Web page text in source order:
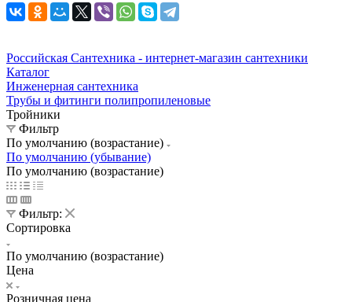
Российская Сантехника - интернет-магазин сантехники
Каталог
Инженерная сантехника
Трубы и фитинги полипропиленовые
Тройники
Фильтр
По умолчанию (возрастание)
По умолчанию (убывание)
По умолчанию (возрастание)
Фильтр:
Сортировка
По умолчанию (возрастание)
Цена
Розничная цена